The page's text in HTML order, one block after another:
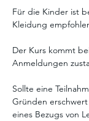
Für die Kinder ist
Kleidung
Der Kurs kommt
Anmeldungen
Sollte eine
Gründen
eines Bezugs von